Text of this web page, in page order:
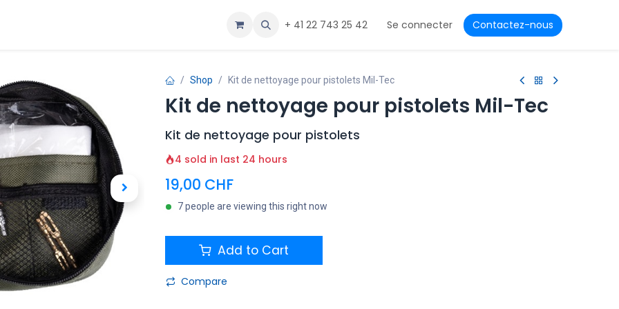
+ 41 22 743 25 42 Se connecter Contactez-nous
Shop Kit de nettoyage pour pistolets Mil-Tec
Kit de nettoyage pour pistolets Mil-Tec
Kit de nettoyage pour pistolets
4 sold in last 24 hours
19,00 CHF
7 people are viewing this right now
Add to Cart
Compare